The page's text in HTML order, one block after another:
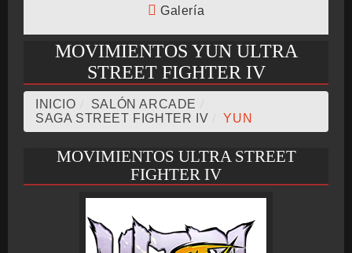
BMG-OST
Galería
MOVIMIENTOS YUN ULTRA
STREET FIGHTER IV
INICIO SALÓN ARCADE
SAGA STREET FIGHTER IV
YUN
MOVIMIENTOS ULTRA STREET
FIGHTER IV